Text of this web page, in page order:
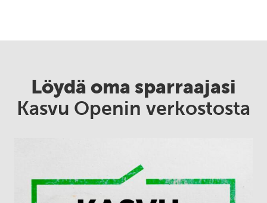
Löydä oma sparraajasi
Kasvu Openin verkostosta